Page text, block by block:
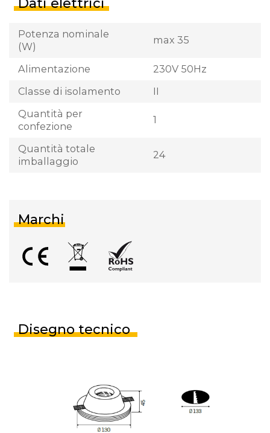
Potenza nominale
(W)
max 35
Alimentazione
230V 50Hz
Classe di isolamento
II
Quantità per
confezione
1
Quantità totale
imballaggio
24
Marchi
Disegno tecnico